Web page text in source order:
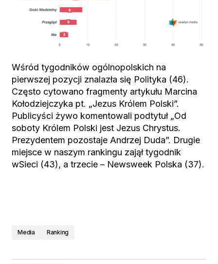
Wśród tygodników ogólnopolskich na
pierwszej pozycji znalazła się Polityka (46).
Często cytowano fragmenty artykułu Marcina
Kołodziejczyka pt. „Jezus Królem Polski”.
Publicyści żywo komentowali podtytuł „Od
soboty Królem Polski jest Jezus Chrystus.
Prezydentem pozostaje Andrzej Duda”. Drugie
miejsce w naszym rankingu zajął tygodnik
wSieci (43), a trzecie – Newsweek Polska (37).
Media Ranking